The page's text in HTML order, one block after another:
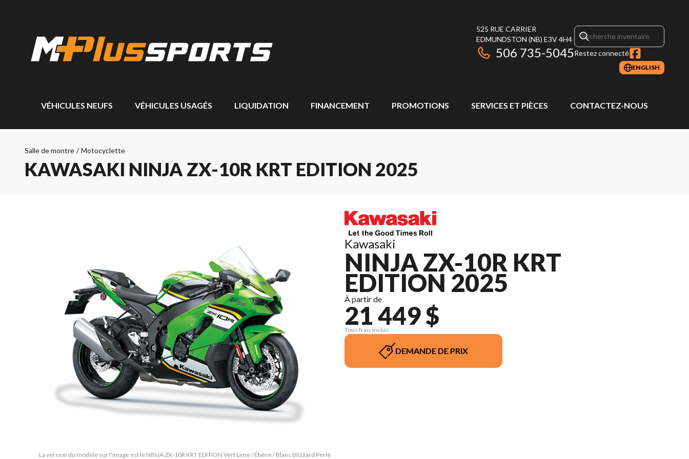
525 RUE CARRIER
EDMUNDSTON (NB) E3V 4H4
506 735-5045Restez connecté
ENGLISH
VÉHICULES NEUFS VÉHICULES USAGÉS LIQUIDATION FINANCEMENT PROMOTIONS SERVICES ET PIÈCES CONTACTEZ-NOUS
Salle de montre / Motocyclette
KAWASAKI NINJA ZX-10R KRT EDITION 2025
La version du modèle sur l'image est le NINJA ZX-10R KRT EDITION Vert Lime / Ébène / Blanc Blizzard Perle
Kawasaki
NINJA ZX-10R KRT
EDITION 2025
À partir de
21 449 $
Tous frais inclus
DEMANDE DE PRIX